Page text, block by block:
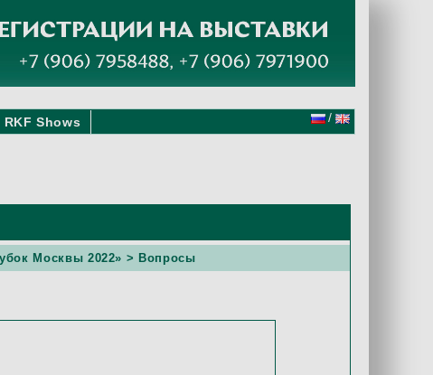
RKF Shows /
Москвы 2022» > Вопросы